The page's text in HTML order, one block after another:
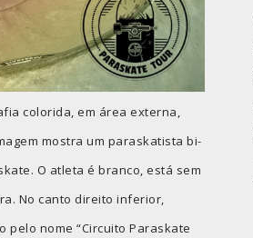
colorida, em área externa,
mostra um paraskatista bi-
O atleta é branco, está sem
No canto direito inferior,
nome “Circuito Paraskate